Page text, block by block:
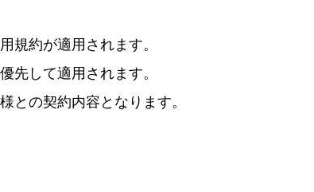
規約が適用されます。
先して適用されます。
との契約内容となります。